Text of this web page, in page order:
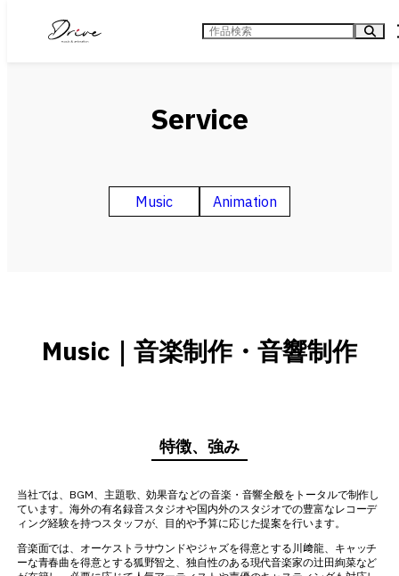
検
Service
Music Animation
Music｜音楽制作・音響制作
特徴、強み
当社では、BGM、主題歌、効果音などの音楽・音響全般をトータルで制作し
ています。海外の有名録音スタジオや国内外のスタジオでの豊富なレコーデ
ィング経験を持つスタッフが、目的や予算に応じた提案を行います。
音楽面では、オーケストラサウンドやジャズを得意とする川﨑龍、キャッチ
ーな青春曲を得意とする狐野智之、独自性のある現代音楽家の辻田絢菜など